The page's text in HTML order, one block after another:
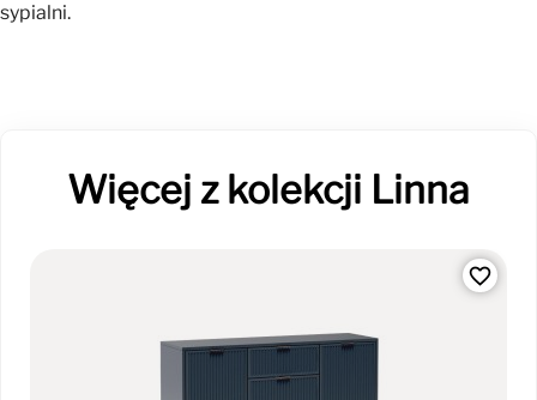
sypialni.
Więcej z kolekcji Linna
favorite_border